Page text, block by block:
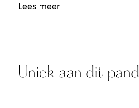
Lees meer
Uniek aan dit pand